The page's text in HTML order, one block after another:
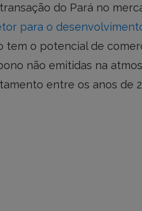
do Pará no
para o
tem o potencial de
não emitidas na
entre os anos de